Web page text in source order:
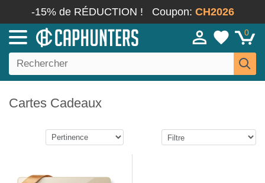
-15% de RÉDUCTION ! Coupon: CH2026
0
Cartes Cadeaux